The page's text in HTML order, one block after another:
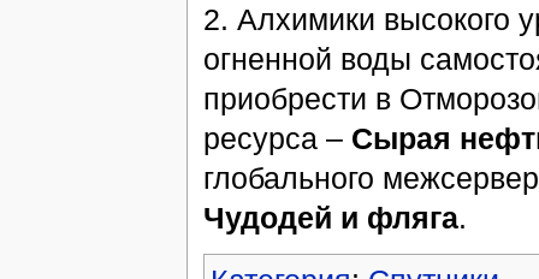
2. Алхимики высокого
огненной воды
приобрести в
ресурса – Сырая
глобального
Чудодей и фляга.